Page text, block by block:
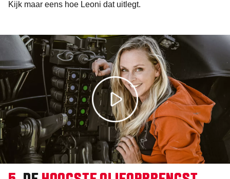
Kijk maar eens hoe Leoni dat uitlegt.